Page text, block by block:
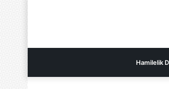
Hamilelik